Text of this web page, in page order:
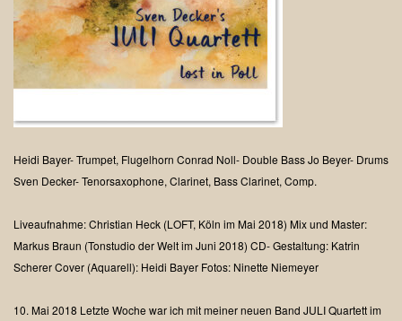
Heidi Bayer- Trumpet, Flugelhorn Conrad Noll- Double BassJo Beyer- Drums
Sven Decker- Tenorsaxophone, Clarinet, Bass Clarinet, Comp.
Liveaufnahme: Christian Heck (LOFT, Köln im Mai 2018) Mix und Master:
Markus Braun (Tonstudio der Welt im Juni 2018) CD- Gestaltung: Katrin
SchererCover (Aquarell): Heidi Bayer Fotos: Ninette Niemeyer
10. Mai 2018 Letzte Woche war ich mit meiner neuen Band JULI Quartett im